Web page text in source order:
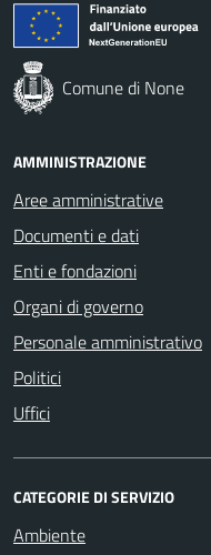
Comune di None
AMMINISTRAZIONE
Aree amministrative
Documenti e dati
Enti e fondazioni
Organi di governo
Personale amministrativo
Politici
Uffici
CATEGORIE DI SERVIZIO
Ambiente